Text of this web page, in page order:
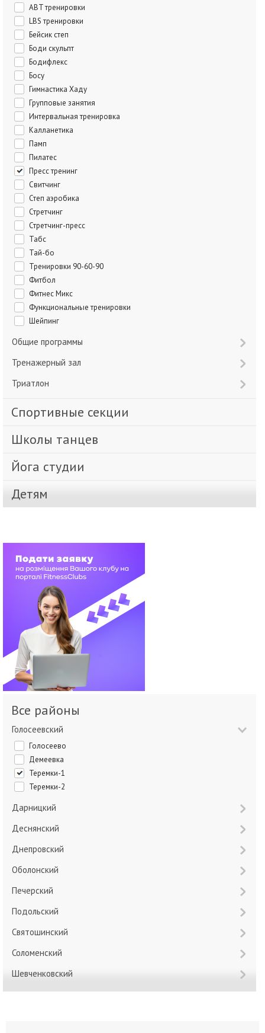
ABT тренировки
LBS тренировки
Бейсик степ
Боди скульпт
Бодифлекс
Босу
Гимнастика Хаду
Групповые занятия
Интервальная тренировка
Калланетика
Памп
Пилатес
Пресс тренинг
Свитчинг
Степ аэробика
Стретчинг
Стретчинг-пресс
Табс
Тай-бо
Тренировки 90-60-90
Фитбол
Фитнес Микс
Функциональные тренировки
Шейпинг
Общие программы
Тренажерный зал
Триатлон
Спортивные секции
Школы танцев
Йога студии
Детям
Все районы
Голосеевский
Голосеево
Демеевка
Теремки-1
Теремки-2
Дарницкий
Деснянский
Днепровский
Оболонский
Печерский
Подольский
Святошинский
Соломенский
Шевченковский